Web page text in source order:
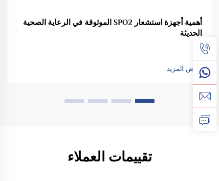
أهمية أجهزة استشعار SPO2 الموثوقة في الرعاية الصحية
الحديثة
عرض المزيد
تقييمات العملاء